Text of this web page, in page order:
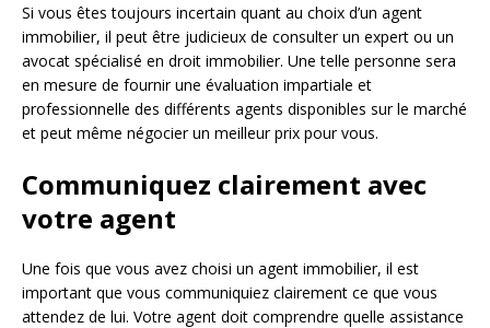
Si vous êtes toujours incertain quant au choix d’un agent
immobilier, il peut être judicieux de consulter un expert ou un
avocat spécialisé en droit immobilier. Une telle personne sera
en mesure de fournir une évaluation impartiale et
professionnelle des différents agents disponibles sur le marché
et peut même négocier un meilleur prix pour vous.
Communiquez clairement avec
votre agent
Une fois que vous avez choisi un agent immobilier, il est
important que vous communiquiez clairement ce que vous
attendez de lui. Votre agent doit comprendre quelle assistance